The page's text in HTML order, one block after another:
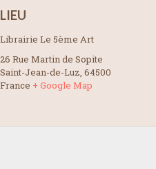
LIEU
Librairie Le 5ème Art
26 Rue Martin de Sopite
Saint-Jean-de-Luz, 64500
France + Google Map